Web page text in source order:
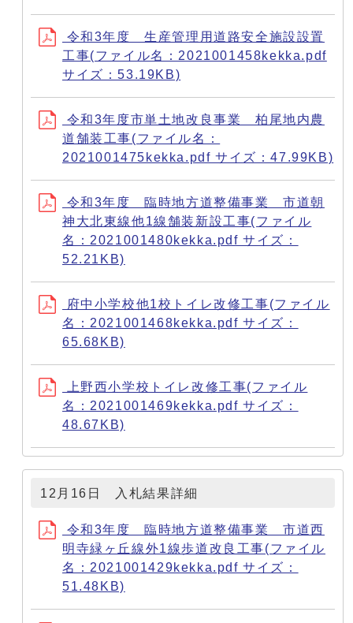
令和3年度 生産管理用道路安全施設設置
工事(ファイル名：2021001458kekka.pdf
サイズ：53.19KB)
令和3年度市単土地改良事業 柏尾地内農
道舗装工事(ファイル名：
2021001475kekka.pdf サイズ：47.99KB)
令和3年度 臨時地方道整備事業 市道朝
神大北東線他1線舗装新設工事(ファイル
名：2021001480kekka.pdf サイズ：
52.21KB)
府中小学校他1校トイレ改修工事(ファイル
名：2021001468kekka.pdf サイズ：
65.68KB)
上野西小学校トイレ改修工事(ファイル
名：2021001469kekka.pdf サイズ：
48.67KB)
12月16日 入札結果詳細
令和3年度 臨時地方道整備事業 市道西
明寺緑ヶ丘線外1線歩道改良工事(ファイル
名：2021001429kekka.pdf サイズ：
51.48KB)